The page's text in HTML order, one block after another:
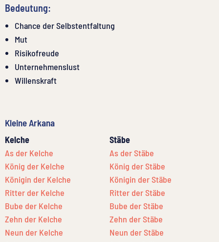
Bedeutung:
Chance der Selbstentfaltung
Mut
Risikofreude
Unternehmenslust
Willenskraft
Kleine Arkana
Kelche
As der Kelche
König der Kelche
Königin der Kelche
Ritter der Kelche
Bube der Kelche
Zehn der Kelche
Neun der Kelche
Stäbe
As der Stäbe
König der Stäbe
Königin der Stäbe
Ritter der Stäbe
Bube der Stäbe
Zehn der Stäbe
Neun der Stäbe